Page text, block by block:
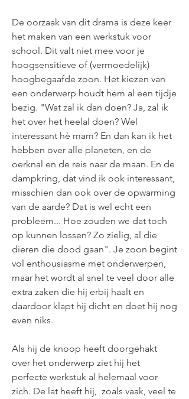
De oorzaak van dit drama is deze keer
het maken van een werkstuk voor
school. Dit valt niet mee voor je
hoogsensitieve of (vermoedelijk)
hoogbegaafde zoon. Het kiezen van
een onderwerp houdt hem al een tijdje
bezig. "Wat zal ik dan doen? Ja, zal ik
het over het heelal doen? Wel
interessant hè mam? En dan kan ik het
hebben over alle planeten, en de
oerknal en de reis naar de maan. En de
dampkring, dat vind ik ook interessant,
misschien dan ook over de opwarming
van de aarde? Dat is wel echt een
probleem... Hoe zouden we dat toch
op kunnen lossen? Zo zielig, al die
dieren die dood gaan". Je zoon begint
vol enthousiasme met onderwerpen,
maar het wordt al snel te veel door alle
extra zaken die hij erbij haalt en
daardoor klapt hij dicht en doet hij nog
even niks.
Als hij de knoop heeft doorgehakt
over het onderwerp ziet hij het
perfecte werkstuk al helemaal voor
zich. De lat heeft hij, zoals vaak, veel te